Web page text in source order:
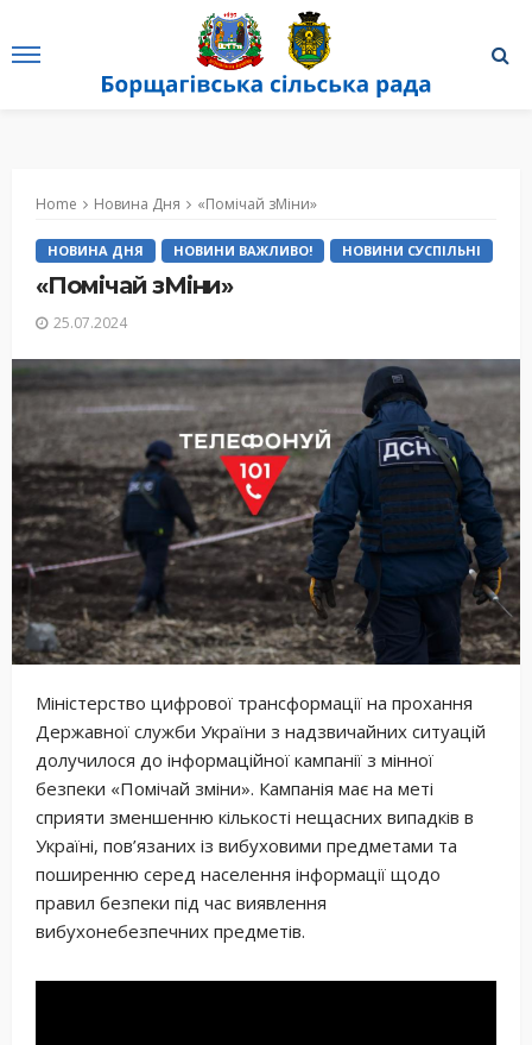
Home Новина Дня «Помічай зМіни»
НОВИНА ДНЯ НОВИНИ ВАЖЛИВО! НОВИНИ СУСПІЛЬНІ
«Помічай зМіни»
25.07.2024
Міністерство цифрової трансформації на прохання
Державної служби України з надзвичайних ситуацій
долучилося до інформаційної кампанії з мінної
безпеки «Помічай зміни». Кампанія має на меті
сприяти зменшенню кількості нещасних випадків в
Україні, пов’язаних із вибуховими предметами та
поширенню серед населення інформації щодо
правил безпеки під час виявлення
вибухонебезпечних предметів.